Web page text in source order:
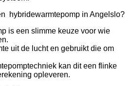
hybridewarmtepomp in Angelslo?
is een slimme keuze voor wie
uit de lucht en gebruikt die om
kan dit een flinke
opleveren.